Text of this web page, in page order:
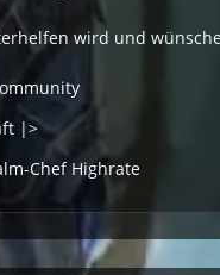
wird und
|>
Chef Highrate